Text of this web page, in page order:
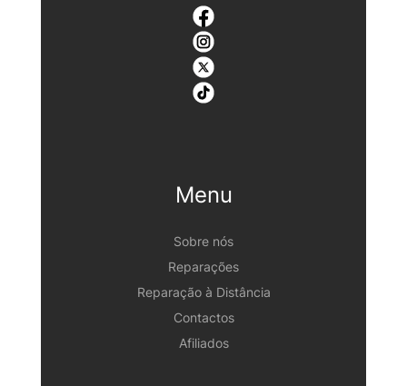
Menu
Sobre nós
Reparações
Reparação à Distância
Contactos
Afiliados